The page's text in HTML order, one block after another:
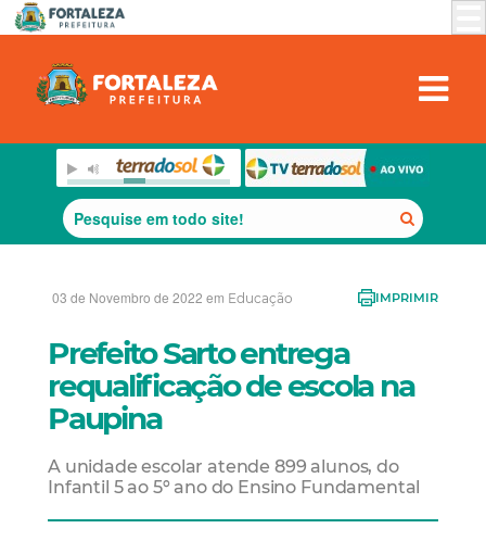
03 de Novembro de 2022 em Educação IMPRIMIR
Prefeito Sarto entrega
requalificação de escola na
Paupina
A unidade escolar atende 899 alunos, do
Infantil 5 ao 5º ano do Ensino Fundamental